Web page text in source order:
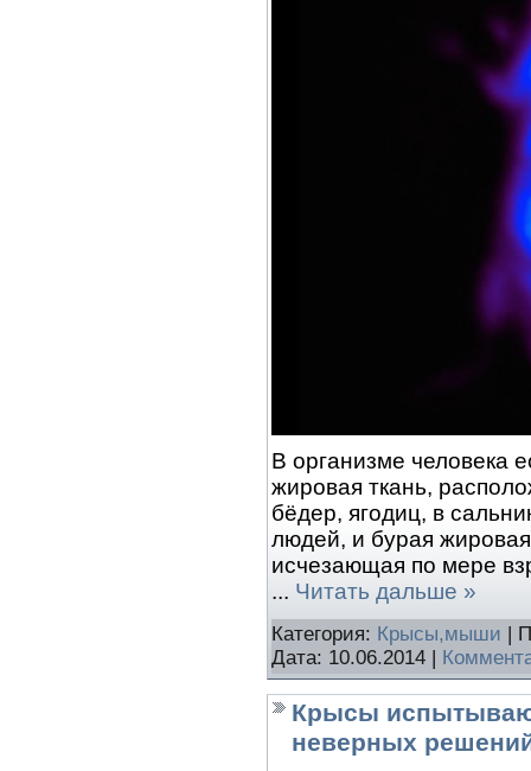
В организме человека
жировая ткань,
бёдер, ягодиц, в
людей, и бурая
исчезающая по мере
... Читать дальше »
Категория: Крысы,мыши |
Дата: 10.06.2014
Крысы
неверных